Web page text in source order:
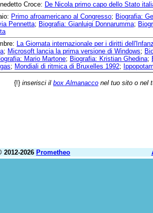
Croce: De Nicola primo capo dello Stato
Primo afroamericano al Congresso; Biografia:
Pennetta; Biografia: Gianluigi Donnarumma;
La Giornata internazionale per i diritti
; Microsoft lancia la prima versione di Windows;
Mario Martone; Biografia: Kristian Ghedina;
; Mondiali di ritmica di Bruxelles 1992;
{!} inserisci il box Almanacco nel tuo sito o nel
2012-2026 Prometheo